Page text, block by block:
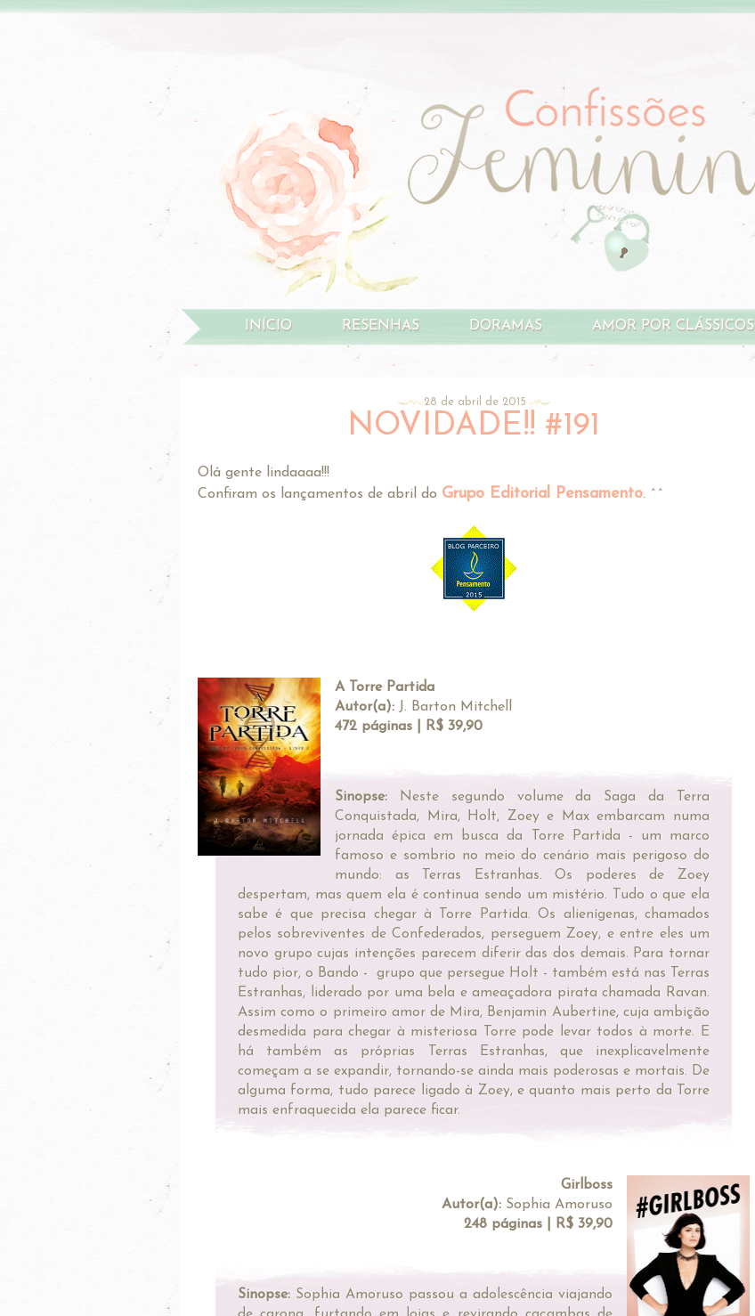
INÍCIO RESENHAS DORAMAS AMOR POR CLÁSSICOS
28 de abril de 2015
NOVIDADE!! #191
Olá gente lindaaaa!!!
Confiram os lançamentos de abril do Grupo Editorial Pensamento. ^^
A Torre Partida
Autor(a): J. Barton Mitchell
472 páginas | R$ 39,90
Sinopse:
Neste segundo volume da Saga da Terra
Conquistada, Mira, Holt, Zoey e Max embarcam numa
jornada épica em busca da Torre Partida - um marco
famoso e sombrio no meio do cenário mais perigoso do
mundo: as Terras Estranhas. Os poderes de Zoey
despertam, mas quem ela é continua sendo um mistério. Tudo o que ela
sabe é que precisa chegar à Torre Partida. Os alienígenas, chamados
pelos sobreviventes de Confederados, perseguem Zoey, e entre eles um
novo grupo cujas intenções parecem diferir das dos demais. Para tornar
tudo pior, o Bando - grupo que persegue Holt - também está nas Terras
Estranhas, liderado por uma bela e ameaçadora pirata chamada Ravan.
Assim como o primeiro amor de Mira, Benjamin Aubertine, cuja ambição
desmedida para chegar à misteriosa Torre pode levar todos à morte. E
há também as próprias Terras Estranhas, que inexplicavelmente
começam a se expandir, tornando-se ainda mais poderosas e mortais. De
alguma forma, tudo parece ligado à Zoey, e quanto mais perto da Torre
mais enfraquecida ela parece ficar.
Girlboss
Autor(a): Sophia Amoruso
248 páginas | R$ 39,90
Sinopse: Sophia Amoruso passou a adolescência viajando